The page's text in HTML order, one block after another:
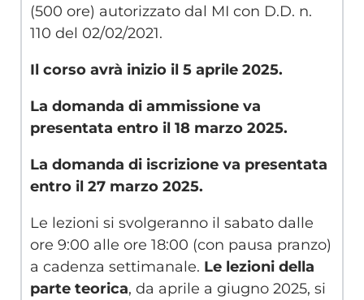
(500 ore) autorizzato dal MI con D.D. n.
110 del 02/02/2021.
Il corso avrà inizio il 5 aprile 2025.
La domanda di ammissione va
presentata entro il 18 marzo 2025.
La domanda di iscrizione va presentata
entro il 27 marzo 2025.
Le lezioni si svolgeranno il sabato dalle
ore 9:00 alle ore 18:00 (con pausa pranzo)
a cadenza settimanale. Le lezioni della
parte teorica, da aprile a giugno 2025, si